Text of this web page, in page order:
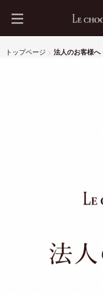
トップページ > 法人のお客様へ